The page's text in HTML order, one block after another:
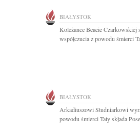
BIAŁYSTOK
Koleżance Beacie Czarkowskiej
współczucia z powodu śmierci
BIAŁYSTOK
Arkadiuszowi Studniarkowi
powodu śmierci Taty składa